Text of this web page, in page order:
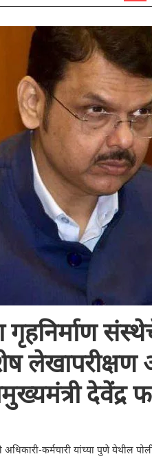
गृहनिर्माण
देवेंद्र
कर्मचारी यांच्या पुणे येथील